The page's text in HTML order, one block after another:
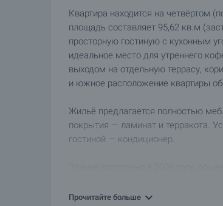
Квартира находится на четвёртом
площадь составляет 95,62 кв.м
просторную гостиную с кухонным
идеальное место для утреннего
выходом на отдельную террасу,
и южное расположение квартиры
Жильё предлагается полностью
покрытия — ламинат и терракота.
гостиной — кондиционер.
системой. Во дворе имеется
Прочитайте больше